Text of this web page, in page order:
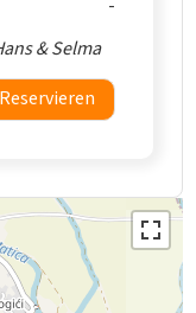
& Selma
Reservieren